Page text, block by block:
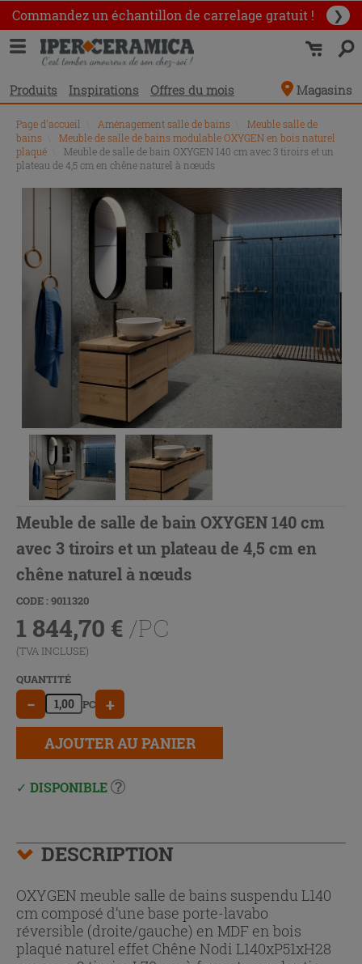
Commandez un échantillon de carrelage gratuit ! ❯
Produits Inspirations Offres du mois Magasins
Page d'accueil Aménagement salle de bains
Meuble salle de
bains
Meuble de salle de bains modulable OXYGEN en bois naturel
plaqué
Meuble de salle de bain OXYGEN 140 cm avec 3 tiroirs et un
plateau de 4,5 cm en chêne naturel à nœuds
Meuble de salle de bain OXYGEN 140 cm
avec 3 tiroirs et un plateau de 4,5 cm en
chêne naturel à nœuds
CODE : 9011320
1 844,70 € /PC
(TVA INCLUSE)
QUANTITÉ
− PC +
AJOUTER AU PANIER
DISPONIBLE
DESCRIPTION
OXYGEN meuble salle de bains suspendu L140
cm composé d’une base porte-lavabo
réversible (droite/gauche) en MDF en bois
plaqué naturel effet Chêne Nodi L140xP51xH28